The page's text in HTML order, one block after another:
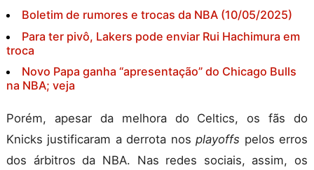
Boletim de rumores e trocas da NBA (10/05/2025)
Para ter pivô, Lakers pode enviar Rui Hachimura em
troca
Novo Papa ganha “apresentação” do Chicago Bulls
na NBA; veja
Porém, apesar da melhora do Celtics, os fãs do
Knicks justificaram a derrota nos playoffs pelos erros
dos árbitros da NBA. Nas redes sociais, assim, os